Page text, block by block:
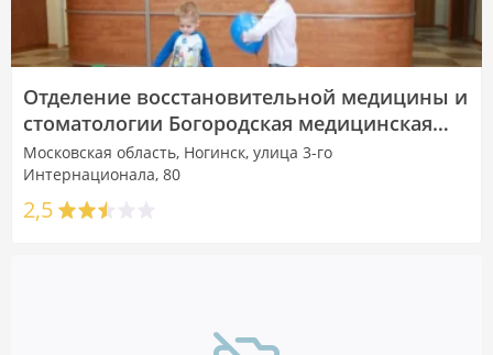
Отделение восстановительной медицины и
стоматологии Богородская медицинская
компания на улице 3-го Интернационала
Московская область, Ногинск, улица 3-го
Интернационала, 80
2,5